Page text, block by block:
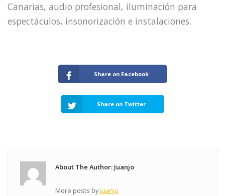
Canarias, audio profesional, iluminación para
espectáculos, insonorización e instalaciones.
Share on Facebook
Share on Twitter
About The Author: Juanjo
More posts byjuanjo